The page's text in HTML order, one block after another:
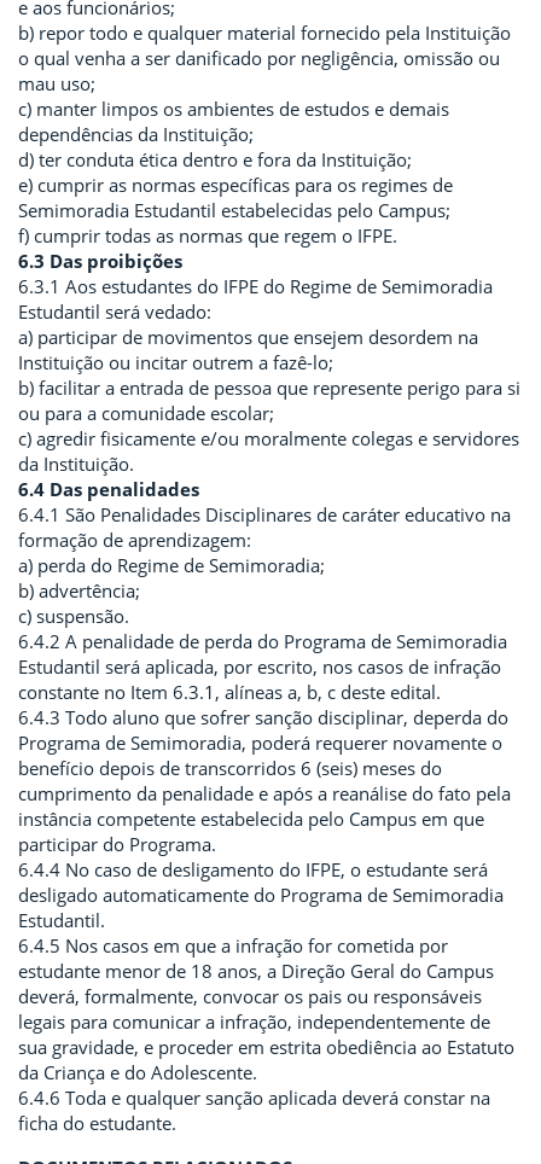
e aos funcionários;
b) repor todo e qualquer material fornecido pela Instituição
o qual venha a ser danificado por negligência, omissão ou
mau uso;
c) manter limpos os ambientes de estudos e demais
dependências da Instituição;
d) ter conduta ética dentro e fora da Instituição;
e) cumprir as normas específicas para os regimes de
Semimoradia Estudantil estabelecidas pelo Campus;
f) cumprir todas as normas que regem o IFPE.
6.3 Das proibições
6.3.1 Aos estudantes do IFPE do Regime de Semimoradia
Estudantil será vedado:
a) participar de movimentos que ensejem desordem na
Instituição ou incitar outrem a fazê-lo;
b) facilitar a entrada de pessoa que represente perigo para si
ou para a comunidade escolar;
c) agredir fisicamente e/ou moralmente colegas e servidores
da Instituição.
6.4 Das penalidades
6.4.1 São Penalidades Disciplinares de caráter educativo na
formação de aprendizagem:
a) perda do Regime de Semimoradia;
b) advertência;
c) suspensão.
6.4.2 A penalidade de perda do Programa de Semimoradia
Estudantil será aplicada, por escrito, nos casos de infração
constante no Item 6.3.1, alíneas a, b, c deste edital.
6.4.3 Todo aluno que sofrer sanção disciplinar, deperda do
Programa de Semimoradia, poderá requerer novamente o
benefício depois de transcorridos 6 (seis) meses do
cumprimento da penalidade e após a reanálise do fato pela
instância competente estabelecida pelo Campus em que
participar do Programa.
6.4.4 No caso de desligamento do IFPE, o estudante será
desligado automaticamente do Programa de Semimoradia
Estudantil.
6.4.5 Nos casos em que a infração for cometida por
estudante menor de 18 anos, a Direção Geral do Campus
deverá, formalmente, convocar os pais ou responsáveis
legais para comunicar a infração, independentemente de
sua gravidade, e proceder em estrita obediência ao Estatuto
da Criança e do Adolescente.
6.4.6 Toda e qualquer sanção aplicada deverá constar na
ficha do estudante.